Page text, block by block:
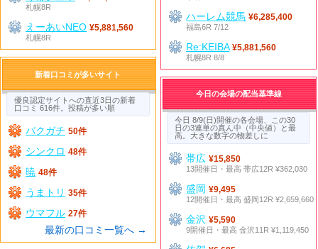
札幌8R
えーあいNEO ¥5,881,560
札幌8R
ハーレム競馬 ¥6,285,400
福島6R 7/12
Re:KEIBA ¥5,881,560
札幌8R 8/8
新着口コミが多いサイト
優良認定サイトへの直近3日の新着
口コミ 616件。投稿が多い順
バクガチ 50件
シンクロ 48件
暁 48件
うまトリ 35件
ウマフル 27件
最新の口コミ一覧へ →
今日の会場の配当基準線
今日 8/9(日)開催の各会場、この30
日の3連単の真ん中（中央値）と最
高。大きな数字の物差しに
帯広¥15,850
13開催日・最高 帯広12R ¥362,030
盛岡¥9,495
12開催日・最高 盛岡12R ¥2,659,660
金沢¥5,590
9開催日・最高 金沢11R ¥1,119,450